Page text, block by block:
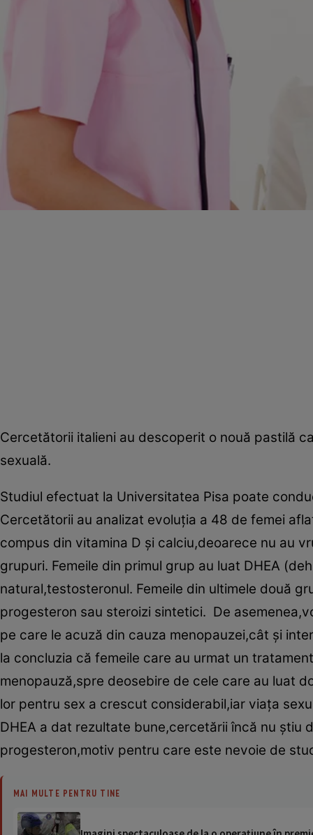
Cercetătorii italieni au descoperit o nouă pastilă
sexuală.
Studiul efectuat la Universitatea Pisa poate
Cercetătorii au analizat evoluţia a 48 de femei
compus din vitamina D şi calciu,deoarece nu au
grupuri. Femeile din primul grup au luat DHEA
natural,testosteronul. Femeile din ultimele două
progesteron sau steroizi sintetici. De
pe care le acuză din cauza menopauzei,cât şi
la concluzia că femeile care au urmat un
menopauză,spre deosebire de cele care au luat
lor pentru sex a crescut considerabil,iar viaţa
DHEA a dat rezultate bune,cercetării încă nu
progesteron,motiv pentru care este nevoie de
MAI MULTE PENTRU TINE